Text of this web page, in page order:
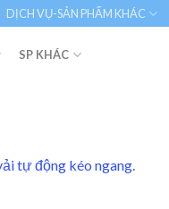
DỊCH VỤ-SẢN PHẨM KHÁC
SP KHÁC
tự động kéo ngang.